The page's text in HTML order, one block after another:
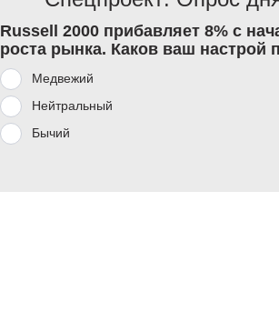
Russell 2000 прибавляет 8% с
роста рынка. Каков ваш настрой
Медвежий
Нейтральный
Бычий